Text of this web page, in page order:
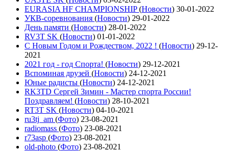
EURASIA HF CHAMPIONSHIP(Новости) 30-01-2022
УКВ-соревнования (Новости) 29-01-2022
День памяти (Новости) 28-01-2022
RV3T SK (Новости) 01-01-2022
С Новым Годом и Рождеством, 2022 ! (Новости) 29-12-
2021
2021 год - год Cпорта! (Новости) 29-12-2021
Вспоминая друзей (Новости) 24-12-2021
Юные радисты (Новости) 24-12-2021
RK3TD Сергей Зимин - Мастер спорта России!
Поздравляем! (Новости) 28-10-2021
RT3T SK (Новости) 04-10-2021
ru3tj_am (Фото) 23-08-2021
radiomass (Фото) 23-08-2021
r73asp (Фото) 23-08-2021
old-photo (Фото) 23-08-2021